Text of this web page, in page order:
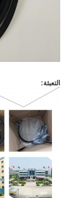
التعبئة: